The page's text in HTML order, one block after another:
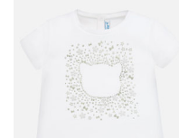
wariantów.
Opcje
można
wybrać
na